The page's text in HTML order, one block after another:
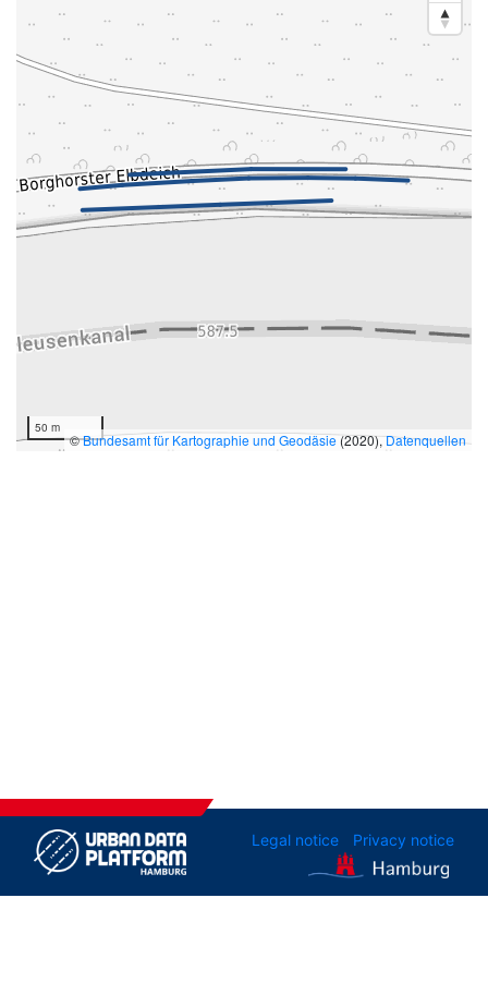
50 m
©Bundesamt für Kartographie und Geodäsie (2020),Datenquellen
Legal notice Privacy notice